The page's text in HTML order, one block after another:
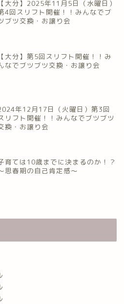
【大分】2025年11月5日（水曜日）
4回スリフト開催！！みんなでブ
ブツ交換・お譲り会
【大分】第5回スリフト開催！！み
なでブツブツ交換・お譲り会
年12月17日（火曜日）第3回
リフト開催！！みんなでブツブツ
換・お譲り会
育ては10歳までに決まるのか！？
思春期の自己肯定感～